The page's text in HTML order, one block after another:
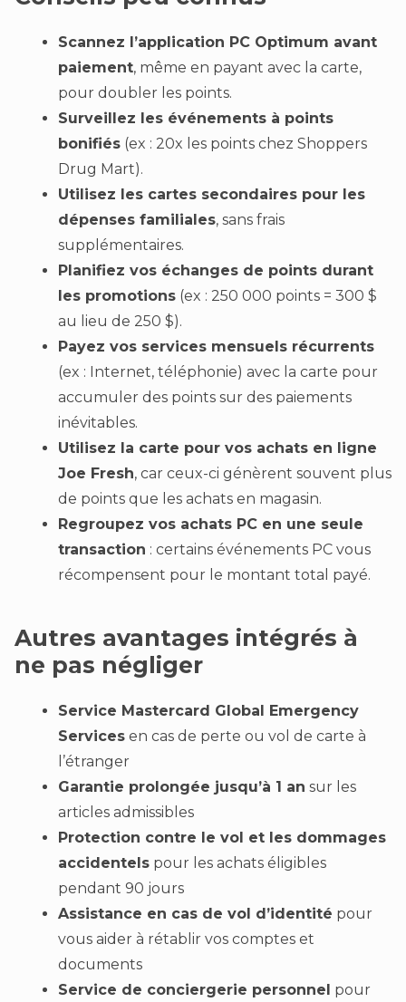
Scannez l’application PC Optimum avant
paiement, même en payant avec la carte,
pour doubler les points.
Surveillez les événements à points
bonifiés (ex : 20x les points chez Shoppers
Drug Mart).
Utilisez les cartes secondaires pour les
dépenses familiales, sans frais
supplémentaires.
Planifiez vos échanges de points durant
les promotions (ex : 250 000 points = 300 $
au lieu de 250 $).
Payez vos services mensuels récurrents
(ex : Internet, téléphonie) avec la carte pour
accumuler des points sur des paiements
inévitables.
Utilisez la carte pour vos achats en ligne
Joe Fresh, car ceux-ci génèrent souvent plus
de points que les achats en magasin.
Regroupez vos achats PC en une seule
transaction : certains événements PC vous
récompensent pour le montant total payé.
Autres avantages intégrés à
ne pas négliger
Service Mastercard Global Emergency
Services en cas de perte ou vol de carte à
l’étranger
Garantie prolongée jusqu’à 1 an sur les
articles admissibles
Protection contre le vol et les dommages
accidentels pour les achats éligibles
pendant 90 jours
Assistance en cas de vol d’identité pour
vous aider à rétablir vos comptes et
documents
Service de conciergerie personnel pour